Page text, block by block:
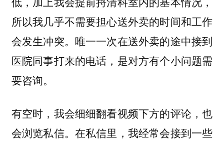
所以我几乎不需要担心送外卖的时间和工作
会发生冲突。唯一一次在送外卖的途中接到
医院同事打来的电话，是对方有个小问题需
要咨询。
有空时，我会细细翻看视频下方的评论，也
会浏览私信。在私信里，我经常会接到一些